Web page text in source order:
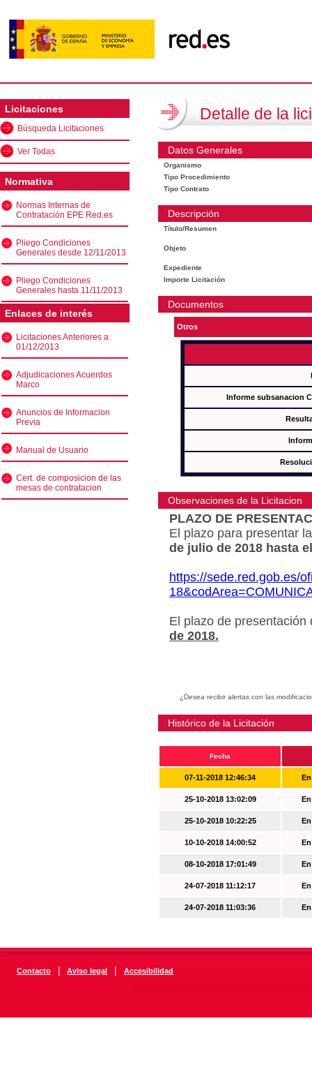
Licitaciones
Búsqueda Licitaciones
Ver Todas
Normativa
Normas Internas de
Contratación EPE Red.es
Pliego Condiciones
Generales desde 12/11/2013
Pliego Condiciones
Generales hasta 11/11/2013
Enlaces de interés
Licitaciones Anteriores a
01/12/2013
Adjudicaciones Acuerdos
Marco
Anuncios de Informacion
Previa
Manual de Usuario
Cert. de composicion de las
mesas de contratacion
Detalle de la
Datos Generales
Organismo
Tipo Procedimiento
Tipo Contrato
Descripción
Título/Resumen
Objeto
Expediente
Importe Licitación
Documentos
Otros
Informe subsanacion
Observaciones de la Licitacion
PLAZO DE
El plazo para presentar
de julio de 2018 hasta
https://sede.red.gob.es/
El plazo de
de 2018.
¿Desea recibir alertas con las
Histórico de la Licitación
Fecha
07-11-2018 12:46:34
25-10-2018 13:02:09
25-10-2018 10:22:25
10-10-2018 14:00:52
08-10-2018 17:01:49
24-07-2018 11:12:17
24-07-2018 11:03:36
Contacto | Aviso legal | Accesibilidad